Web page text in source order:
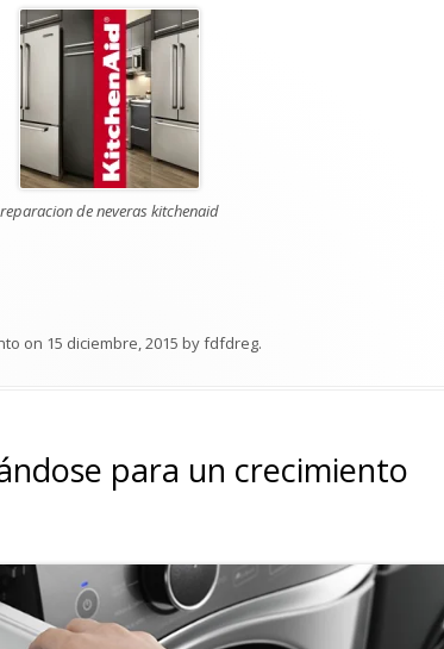
reparacion de neveras kitchenaid
on 15 diciembre, 2015 byfdfdreg.
para un crecimiento